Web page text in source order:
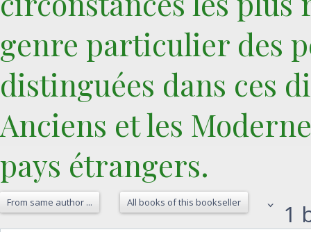
genre particulier des
distinguées dans ces
Anciens et les
pays étrangers.‎
From same author ... All books of this bookseller 1